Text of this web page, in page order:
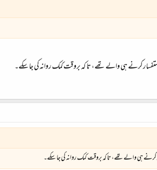
کرنے ہی والے تھے، تا کہ بروقت کمک روانہ کی جا سکے۔
ہی والے تھے، تا کہ بروقت کمک روانہ کی جا سکے۔